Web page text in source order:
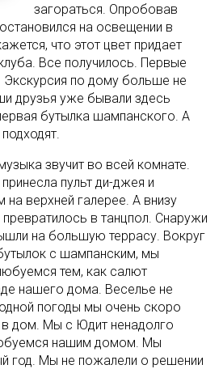
загораться. Опробовав
на освещении в
что этот цвет придает
Все получилось. Первые
Экскурсия по дому больше не
друзья уже бывали здесь
бутылка шампанского. А
звучит во всей комнате.
пульт ди-джея и
верхней галерее. А внизу
в танцпол. Снаружи
на большую террасу. Вокруг
с шампанским, мы
тем, как салют
нашего дома. Веселье не
погоды мы очень скоро
в дом. Мы с Юдит ненадолго
нашим домом. Мы
год. Мы не пожалели о решении